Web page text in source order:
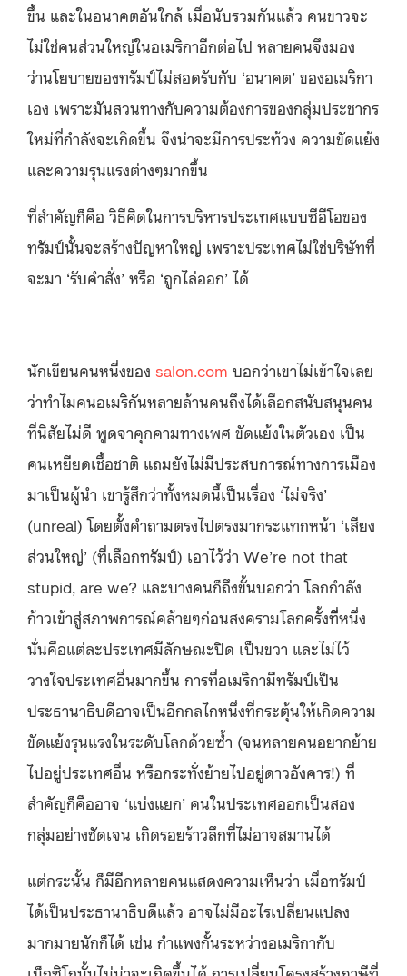
ขึ้น และในอนาคตอันใกล้ เมื่อนับรวมกันแล้ว คนขาวจะ
ไม่ใช่คนส่วนใหญ่ในอเมริกาอีกต่อไป หลายคนจึงมอง
ว่านโยบายของทรัมป์ไม่สอดรับกับ ‘อนาคต’ ของอเมริกา
เอง เพราะมันสวนทางกับความต้องการของกลุ่มประชากร
ใหม่ที่กำลังจะเกิดขึ้น จึงน่าจะมีการประท้วง ความขัดแย้ง
และความรุนแรงต่างๆมากขึ้น
ที่สำคัญก็คือ วิธีคิดในการบริหารประเทศแบบซีอีโอของ
ทรัมป์นั้นจะสร้างปัญหาใหญ่ เพราะประเทศไม่ใช่บริษัทที่
จะมา ‘รับคำสั่ง’ หรือ ‘ถูกไล่ออก’ ได้
นักเขียนคนหนึ่งของ salon.com บอกว่าเขาไม่เข้าใจเลย
ว่าทำไมคนอเมริกันหลายล้านคนถึงได้เลือกสนับสนุนคน
ที่นิสัยไม่ดี พูดจาคุกคามทางเพศ ขัดแย้งในตัวเอง เป็น
คนเหยียดเชื้อชาติ แถมยังไม่มีประสบการณ์ทางการเมือง
มาเป็นผู้นำ เขารู้สึกว่าทั้งหมดนี้เป็นเรื่อง ‘ไม่จริง’
(unreal) โดยตั้งคำถามตรงไปตรงมากระแทกหน้า ‘เสียง
ส่วนใหญ่’ (ที่เลือกทรัมป์) เอาไว้ว่า We’re not that
stupid, are we? และบางคนก็ถึงขั้นบอกว่า โลกกำลัง
ก้าวเข้าสู่สภาพการณ์คล้ายๆก่อนสงครามโลกครั้งที่ีหนึ่ง
นั่นคือแต่ละประเทศมีลักษณะปิด เป็นขวา และไม่ไว้
วางใจประเทศอื่นมากขึ้น การที่อเมริกามีทรัมป์เป็น
ประธานาธิบดีอาจเป็นอีกกลไกหนึ่งที่กระตุ้นให้เกิดความ
ขัดแย้งรุนแรงในระดับโลกด้วยซ้ำ (จนหลายคนอยากย้าย
ไปอยู่ประเทศอื่น หรือกระท่ังย้ายไปอยู่ดาวอังคาร!) ที่
สำคัญก็คืออาจ ‘แบ่งแยก’ คนในประเทศออกเป็นสอง
กลุ่มอย่างชัดเจน เกิดรอยร้าวลึกที่ไม่อาจสมานได้
แต่กระนั้น ก็มีอีกหลายคนแสดงความเห็นว่า เมื่อทรัมป์
ได้เป็นประธานาธิบดีแล้ว อาจไม่มีอะไรเปล่ียนแปลง
มากมายนักก็ได้ เช่น กำแพงกั้นระหว่างอเมริกากับ